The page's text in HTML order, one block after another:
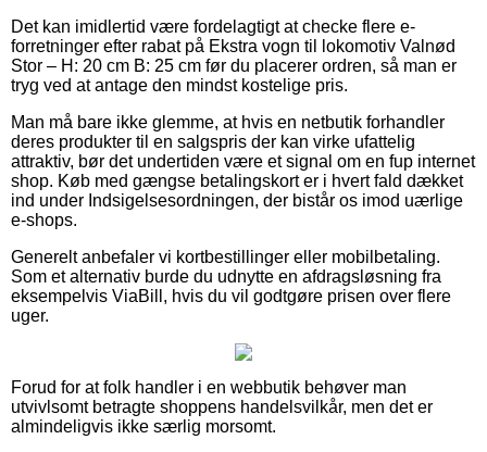
Det kan imidlertid være fordelagtigt at checke flere e-
forretninger efter rabat på Ekstra vogn til lokomotiv Valnød
Stor – H: 20 cm B: 25 cm før du placerer ordren, så man er
tryg ved at antage den mindst kostelige pris.
Man må bare ikke glemme, at hvis en netbutik forhandler
deres produkter til en salgspris der kan virke ufattelig
attraktiv, bør det undertiden være et signal om en fup internet
shop. Køb med gængse betalingskort er i hvert fald dækket
ind under Indsigelsesordningen, der bistår os imod uærlige
e-shops.
Generelt anbefaler vi kortbestillinger eller mobilbetaling.
Som et alternativ burde du udnytte en afdragsløsning fra
eksempelvis ViaBill, hvis du vil godtgøre prisen over flere
uger.
Forud for at folk handler i en webbutik behøver man
utvivlsomt betragte shoppens handelsvilkår, men det er
almindeligvis ikke særlig morsomt.